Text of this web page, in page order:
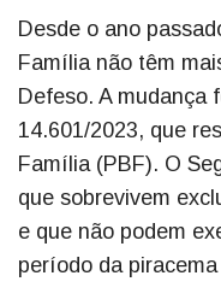
Desde o ano
Família não têm
Defeso. A mudança
14.601/2023, que
Família (PBF). O
que sobrevivem
e que não podem
período da